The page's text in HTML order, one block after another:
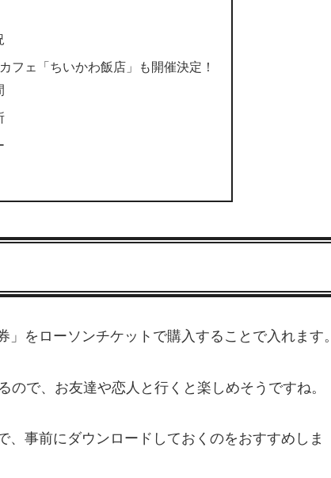
フェ「ちいかわ飯店」も開催決定！
をローソンチケットで購入することで入れます。
で、お友達や恋人と行くと楽しめそうですね。
事前にダウンロードしておくのをおすすめしま